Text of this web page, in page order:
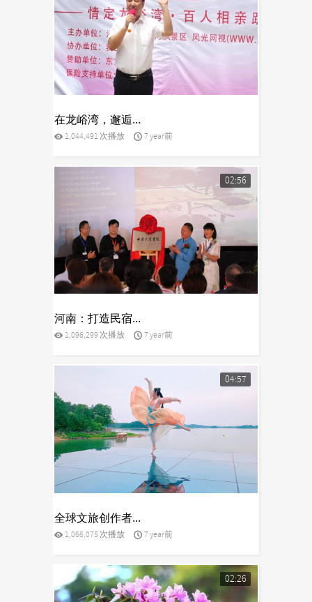
在龙峪湾，邂逅...
1,044,491 次播放 7 year前
02:56
河南：打造民宿...
1,096,299 次播放 7 year前
04:57
全球文旅创作者...
1,066,075 次播放 7 year前
02:26